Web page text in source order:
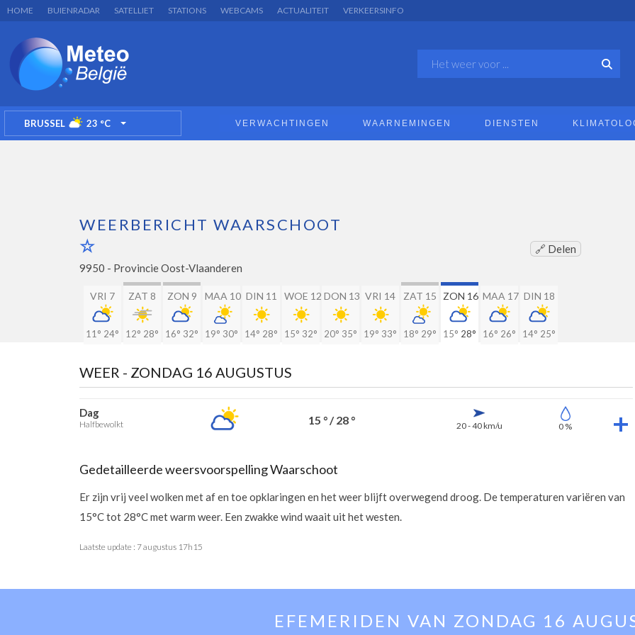
HOME BUIENRADAR SATELLIET STATIONS WEBCAMS ACTUALITEIT VERKEERSINFO
BRUSSEL 23 °C TOGGLE DROPDOWN VERWACHTINGEN WAARNEMINGEN DIENSTEN
WEERBERICHT WAARSCHOOT
🔗 Delen
9950 - Provincie Oost-Vlaanderen
VRI 7
11° 24°
ZAT 8
12° 28°
ZON 9
16° 32°
MAA 10
19° 30°
DIN 11
14° 28°
WOE 12
15° 32°
DON 13
20° 35°
VRI 14
19° 33°
ZAT 15
18° 29°
ZON 16
15° 28°
MAA 17
16° 26°
DIN 18
14° 25°
WEER - ZONDAG 16 AUGUSTUS
Dag
Halfbewolkt 15 ° / 28 ° 20 - 40 km/u 0 %
Gedetailleerde weersvoorspelling Waarschoot
Er zijn vrij veel wolken met af en toe opklaringen en het weer blijft overwegend droog. De temperaturen variëren van
15°C tot 28°C met warm weer. Een zwakke wind waait uit het westen.
Laatste update : 7 augustus 17h15
EFEMERIDEN VAN ZONDAG 16